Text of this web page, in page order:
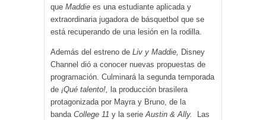
que Maddie es una estudiante aplicada y
extraordinaria jugadora de básquetbol que se
está recuperando de una lesión en la rodilla.
Además del estreno de Liv y Maddie, Disney
Channel dió a conocer nuevas propuestas de
programación. Culminará la segunda temporada
de ¡Qué talento!, la producción brasilera
protagonizada por Mayra y Bruno, de la
banda College 11 y la serieAustin & Ally.
Las